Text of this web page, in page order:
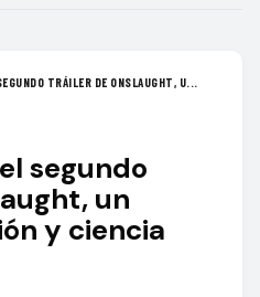
TRÁILER DE ONSLAUGHT, U...
segundo
un
y ciencia